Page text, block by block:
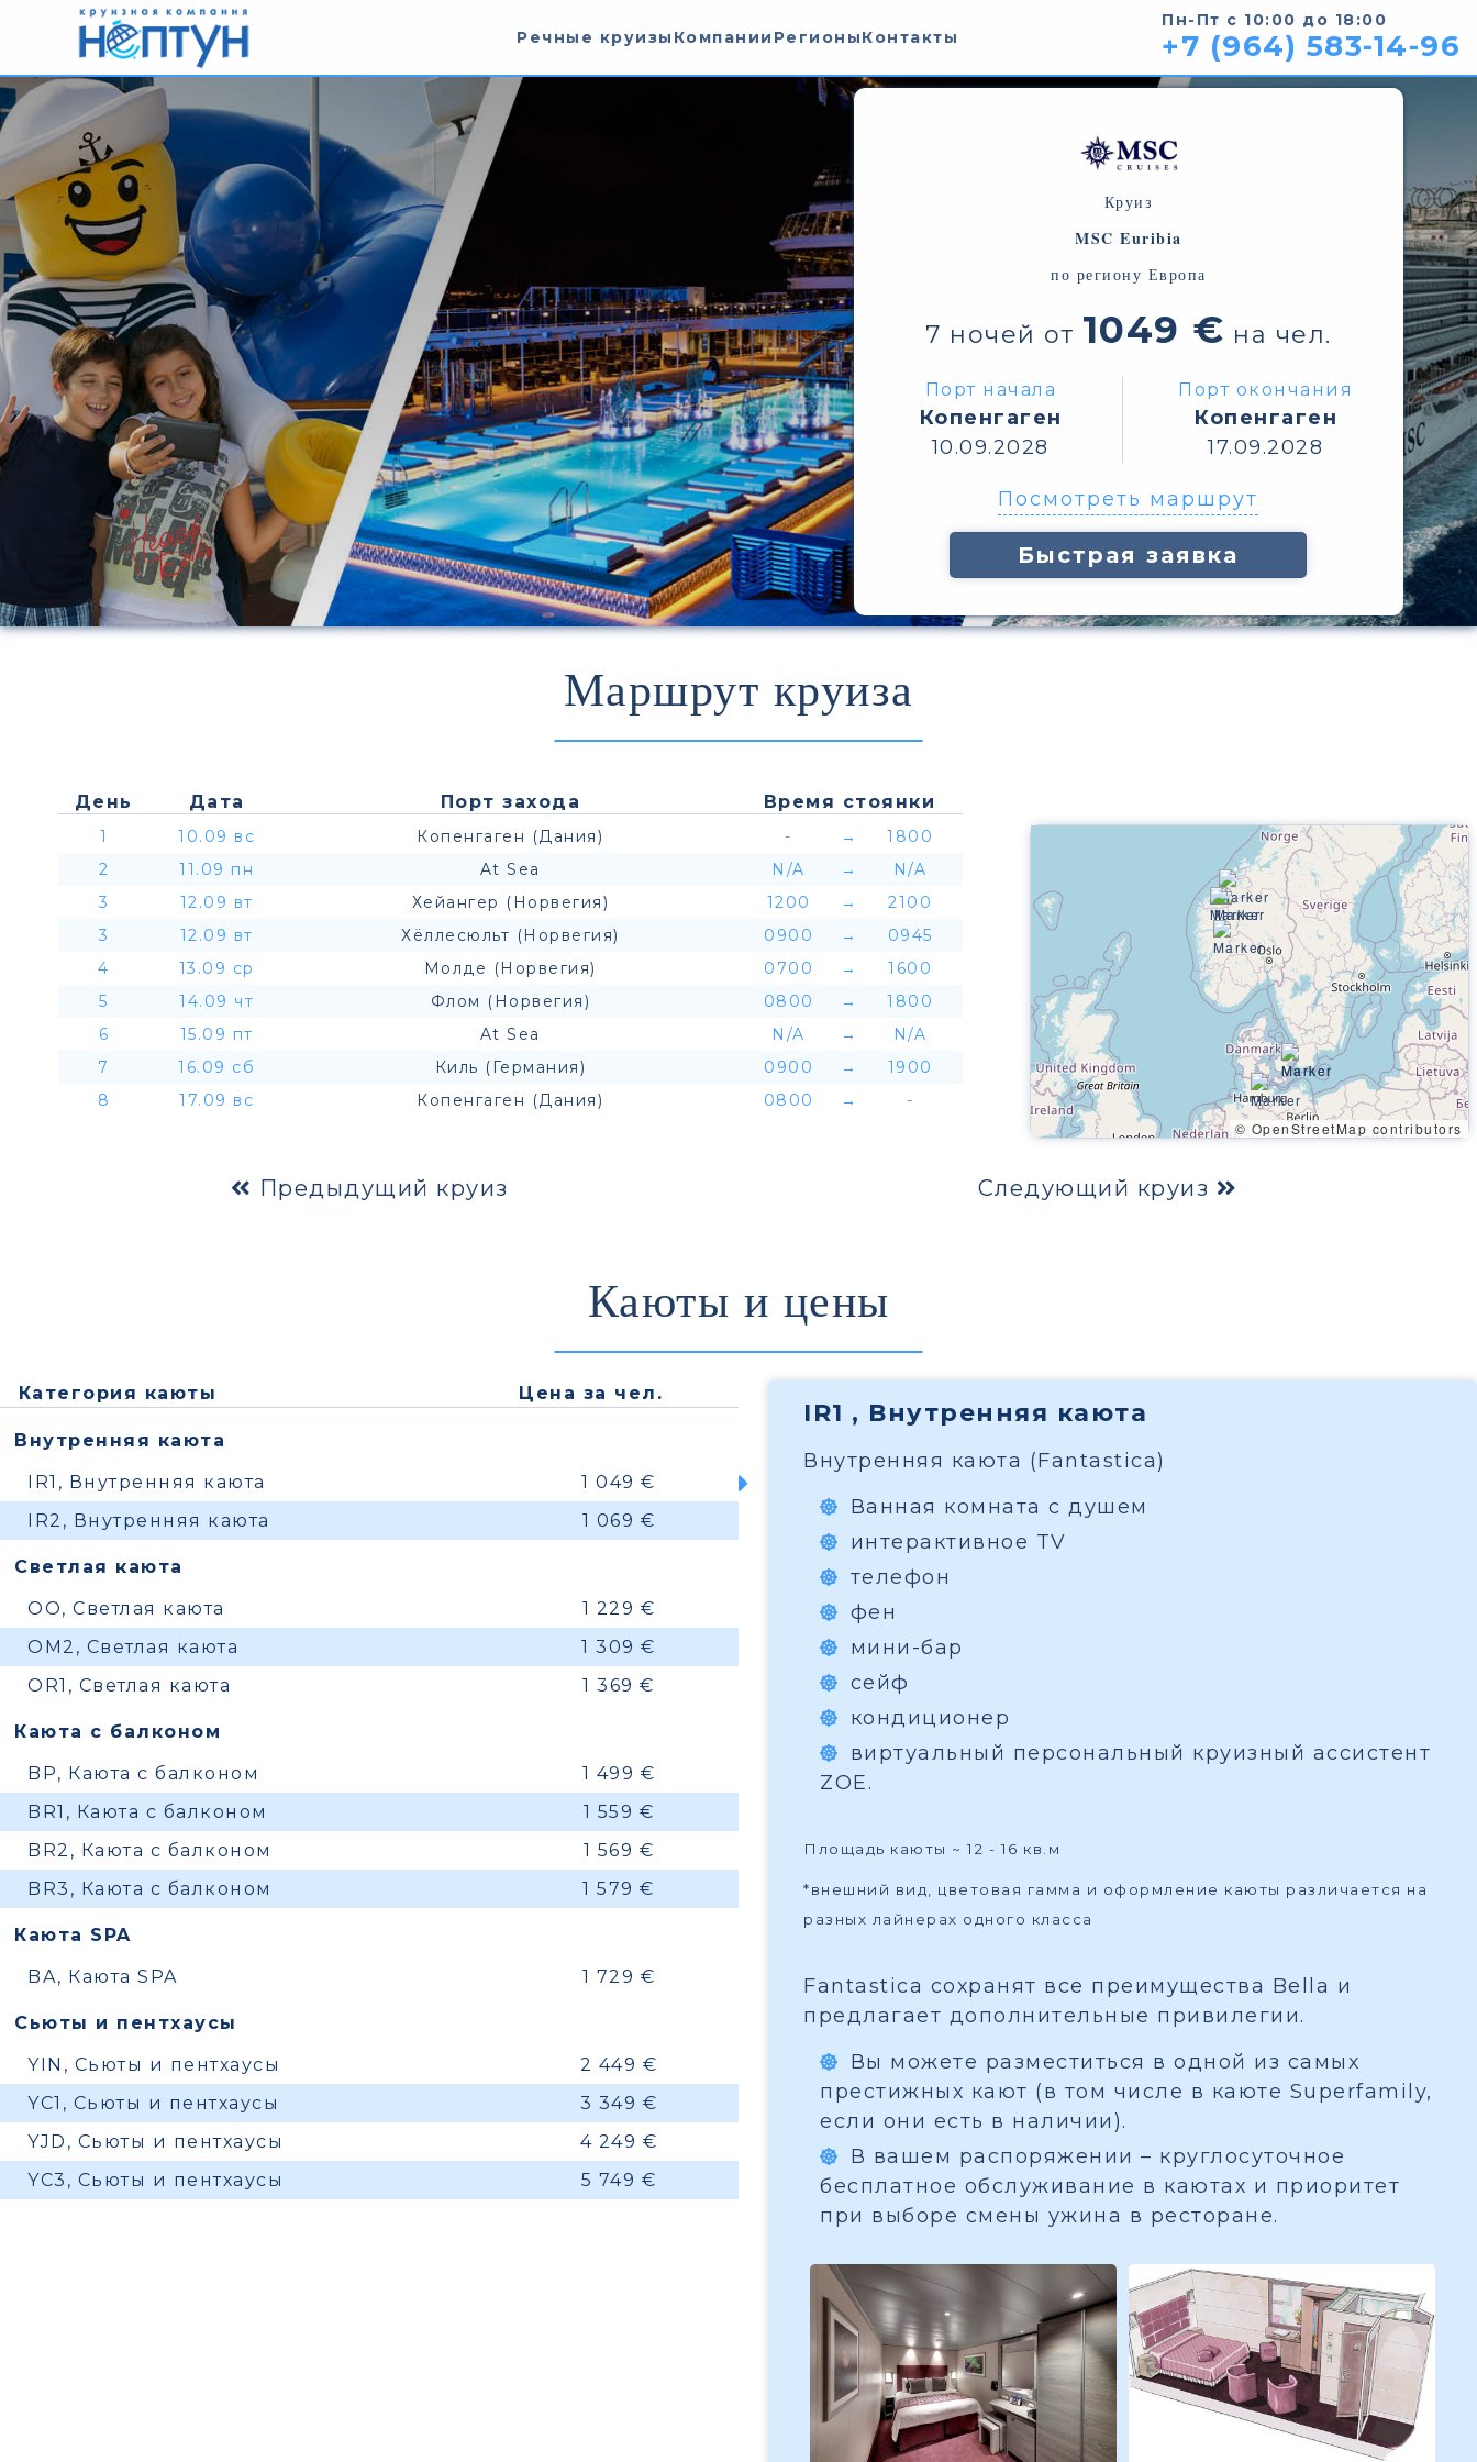
Речные круизы Компании РегионыКонтакты
Пн-Пт с 10:00 до 18:00
+7 (964) 583-14-96
Круиз
MSC Euribia
по региону Европа
7 ночей от 1049 € на чел.
Порт начала
Копенгаген
10.09.2028
Порт окончания
Копенгаген
17.09.2028
Посмотреть маршрут
Быстрая заявка
Маршрут круиза
День Дата Порт захода Время стоянки
1 10.09 вс Копенгаген (Дания) - →
1800
2
11.09 пн At Sea N/A →
N/A
3
12.09 вт Хейангер (Норвегия) 1200 →
2100
3
12.09 вт Хёллесюльт (Норвегия) 0900 →
0945
4
13.09 ср Молде (Норвегия) 0700 →
1600
5
14.09 чт Флом (Норвегия) 0800 →
1800
6
15.09 пт At Sea N/A →
N/A
7
16.09 сб Киль (Германия) 0900 →
1900
8
17.09 вс Копенгаген (Дания) 0800 → -
© OpenStreetMap contributors
Предыдущий круиз Следующий круиз
Каюты и цены
Категория каюты Цена за чел.
Внутренняя каюта
IR1, Внутренняя каюта
1 049 €
IR2, Внутренняя каюта
1 069 €
Светлая каюта
OO, Светлая каюта
1 229 €
OM2, Светлая каюта
1 309 €
OR1, Светлая каюта
1 369 €
Каюта с балконом
BP, Каюта с балконом
1 499 €
BR1, Каюта с балконом
1 559 €
BR2, Каюта с балконом
1 569 €
BR3, Каюта с балконом
1 579 €
Каюта SPA
BA, Каюта SPA
1 729 €
Сьюты и пентхаусы
YIN, Сьюты и пентхаусы
2 449 €
YC1, Сьюты и пентхаусы
3 349 €
YJD, Сьюты и пентхаусы
4 249 €
YC3, Сьюты и пентхаусы
5 749 €
IR1 , Внутренняя каюта
Внутренняя каюта (Fantastica)
Ванная комната с душем
интерактивное TV
телефон
фен
мини-бар
сейф
кондиционер
виртуальный персональный круизный ассистент
ZOE.
Площадь каюты ~ 12 - 16 кв.м
*внешний вид, цветовая гамма и оформление каюты различается на
разных лайнерах одного класса
Fantastica сохранят все преимущества Bella и
предлагает дополнительные привилегии.
Вы можете разместиться в одной из самых
престижных кают (в том числе в каюте Superfamily,
если они есть в наличии).
В вашем распоряжении – круглосуточное
бесплатное обслуживание в каютах и приоритет
при выборе смены ужина в ресторане.